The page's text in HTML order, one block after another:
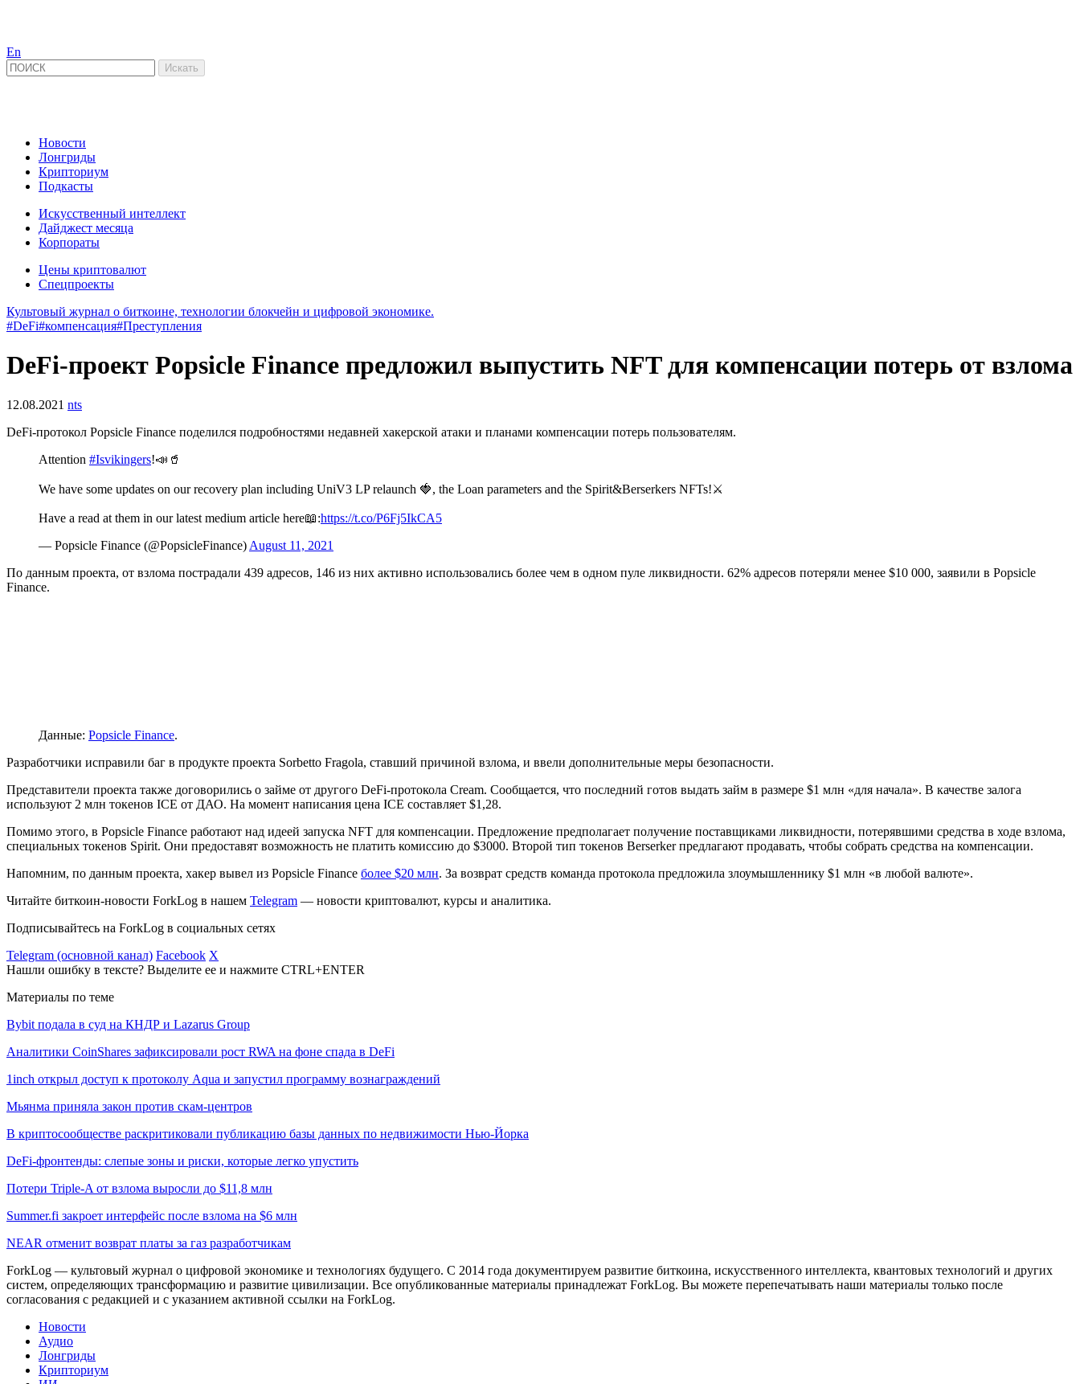
En
Новости
Лонгриды
Крипториум
Подкасты
Искусственный интеллект
Дайджест месяца
Корпораты
Цены криптовалют
Спецпроекты
Культовый журнал о биткоине, технологии блокчейн и цифровой экономике.
#DeFi#компенсация#Преступления
DeFi-проект Popsicle Finance предложил выпустить NFT для компенсации потерь от взлома
12.08.2021 nts
DeFi-протокол Popsicle Finance поделился подробностями недавней хакерской атаки и планами компенсации потерь пользователям.
Attention #Isvikingers!📣🥤
We have some updates on our recovery plan including UniV3 LP relaunch 🍓, the Loan parameters and the Spirit&Berserkers NFTs!⚔️
Have a read at them in our latest medium article here📖:https://t.co/P6Fj5IkCA5
— Popsicle Finance (@PopsicleFinance) August 11, 2021
По данным проекта, от взлома пострадали 439 адресов, 146 из них активно использовались более чем в одном пуле ликвидности. 62% адресов потеряли менее $10 000, заявили в Popsicle
Finance.
Данные: Popsicle Finance.
Разработчики исправили баг в продукте проекта Sorbetto Fragola, ставший причиной взлома, и ввели дополнительные меры безопасности.
Представители проекта также договорились о займе от другого DeFi-протокола Cream. Сообщается, что последний готов выдать займ в размере $1 млн «для начала». В качестве залога
используют 2 млн токенов ICE от ДАО. На момент написания цена ICE составляет $1,28.
Помимо этого, в Popsicle Finance работают над идеей запуска NFT для компенсации. Предложение предполагает получение поставщиками ликвидности, потерявшими средства в ходе взлома,
специальных токенов Spirit. Они предоставят возможность не платить комиссию до $3000. Второй тип токенов Berserker предлагают продавать, чтобы собрать средства на компенсации.
Напомним, по данным проекта, хакер вывел из Popsicle Finance более $20 млн. За возврат средств команда протокола предложила злоумышленнику $1 млн «в любой валюте».
Читайте биткоин-новости ForkLog в нашем Telegram — новости криптовалют, курсы и аналитика.
Подписывайтесь на ForkLog в социальных сетях
Telegram (основной канал) Facebook X
Нашли ошибку в тексте? Выделите ее и нажмите CTRL+ENTER
Материалы по теме
Bybit подала в суд на КНДР и Lazarus Group
Аналитики CoinShares зафиксировали рост RWA на фоне спада в DeFi
1inch открыл доступ к протоколу Aqua и запустил программу вознаграждений
Мьянма приняла закон против скам-центров
В криптосообществе раскритиковали публикацию базы данных по недвижимости Нью-Йорка
DeFi-фронтенды: слепые зоны и риски, которые легко упустить
Потери Triple-A от взлома выросли до $11,8 млн
Summer.fi закроет интерфейс после взлома на $6 млн
NEAR отменит возврат платы за газ разработчикам
ForkLog — культовый журнал о цифровой экономике и технологиях будущего. С 2014 года документируем развитие биткоина, искусственного интеллекта, квантовых технологий и других
систем, определяющих трансформацию и развитие цивилизации. Все опубликованные материалы принадлежат ForkLog. Вы можете перепечатывать наши материалы только после
согласования с редакцией и с указанием активной ссылки на ForkLog.
Новости
Аудио
Лонгриды
Крипториум